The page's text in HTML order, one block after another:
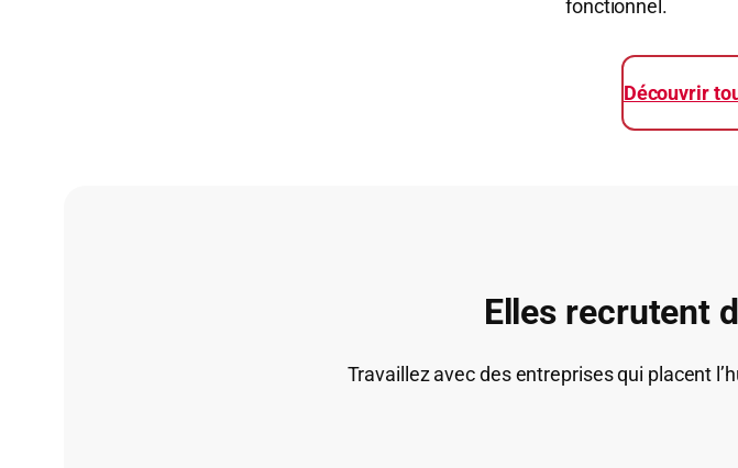
fonctionnel.
Découvrir
Elles recrutent
Travaillez avec des entreprises qui placent